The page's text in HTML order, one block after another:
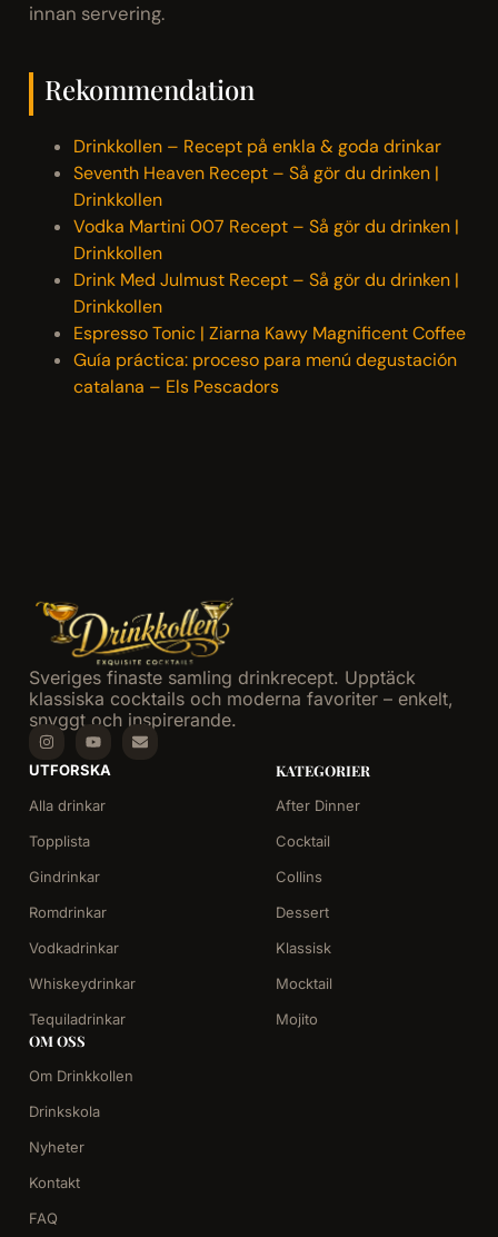
innan servering.
Rekommendation
Drinkkollen – Recept på enkla & goda drinkar
Seventh Heaven Recept – Så gör du drinken |
Drinkkollen
Vodka Martini 007 Recept – Så gör du drinken |
Drinkkollen
Drink Med Julmust Recept – Så gör du drinken |
Drinkkollen
Espresso Tonic | Ziarna Kawy Magnificent Coffee
Guía práctica: proceso para menú degustación
catalana – Els Pescadors
Sveriges finaste samling drinkrecept. Upptäck
klassiska cocktails och moderna favoriter – enkelt,
snyggt och inspirerande.
UTFORSKA
Alla drinkar
Topplista
Gindrinkar
Romdrinkar
Vodkadrinkar
Whiskeydrinkar
Tequiladrinkar
KATEGORIER
After Dinner
Cocktail
Collins
Dessert
Klassisk
Mocktail
Mojito
OM OSS
Om Drinkkollen
Drinkskola
Nyheter
Kontakt
FAQ